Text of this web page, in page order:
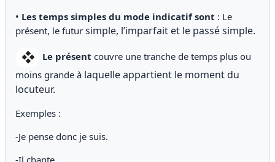
• Les temps simples du mode indicatif sont : Le
présent, le futur simple, l’imparfait et le passé simple.
Le présent couvre une tranche de temps plus ou
moins grande à laquelle appartient le moment du
locuteur.
Exemples :
-Je pense donc je suis.